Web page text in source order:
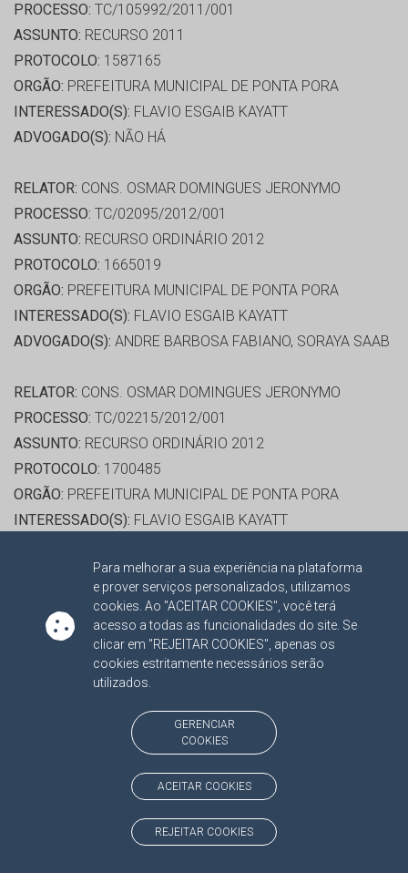
Para melhorar a sua experiência na plataforma
e prover serviços personalizados, utilizamos
cookies. Ao "ACEITAR COOKIES", você terá
acesso a todas as funcionalidades do site. Se
clicar em "REJEITAR COOKIES", apenas os
cookies estritamente necessários serão
utilizados.
GERENCIAR
COOKIES
ACEITAR COOKIES
REJEITAR COOKIES
PROCESSO: TC/105992/2011/001
ASSUNTO: RECURSO 2011
PROTOCOLO: 1587165
ORGÃO: PREFEITURA MUNICIPAL DE PONTA PORA
INTERESSADO(S): FLAVIO ESGAIB KAYATT
ADVOGADO(S): NÃO HÁ
RELATOR: CONS. OSMAR DOMINGUES JERONYMO
PROCESSO: TC/02095/2012/001
ASSUNTO: RECURSO ORDINÁRIO 2012
PROTOCOLO: 1665019
ORGÃO: PREFEITURA MUNICIPAL DE PONTA PORA
INTERESSADO(S): FLAVIO ESGAIB KAYATT
ADVOGADO(S): ANDRE BARBOSA FABIANO, SORAYA SAAB
RELATOR: CONS. OSMAR DOMINGUES JERONYMO
PROCESSO: TC/02215/2012/001
ASSUNTO: RECURSO ORDINÁRIO 2012
PROTOCOLO: 1700485
ORGÃO: PREFEITURA MUNICIPAL DE PONTA PORA
INTERESSADO(S): FLAVIO ESGAIB KAYATT
CONS. OSMAR DOMINGUES JERONYMO
PROCESSO:
TC/74014/2011/001
RECURSO 2011
PROTOCOLO: 1601945
JACOMO DAGOSTIN
NÃO HÁ
CONS. JERSON DOMINGOS